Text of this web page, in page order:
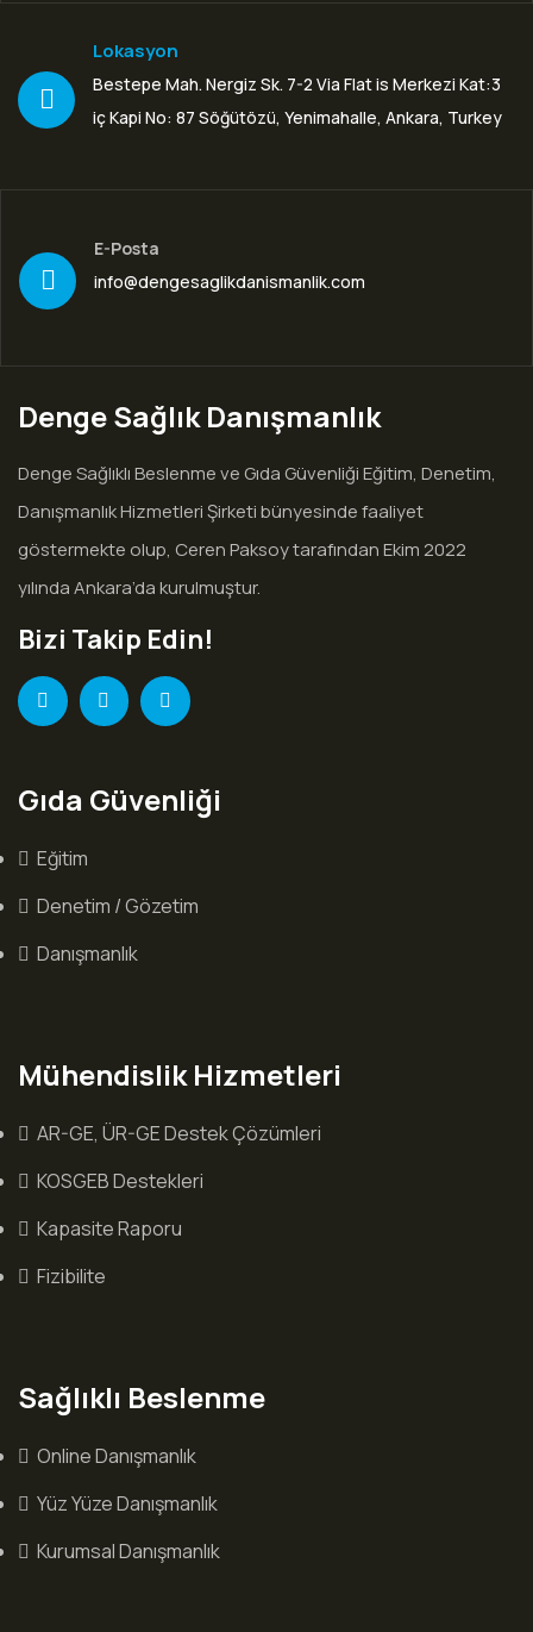
Lokasyon
Bestepe Mah. Nergiz Sk. 7-2 Via Flat is Merkezi Kat:3
iç Kapi No: 87 Söğütözü, Yenimahalle, Ankara, Turkey
E-Posta
info@dengesaglikdanismanlik.com
Denge Sağlık Danışmanlık
Denge Sağlıklı Beslenme ve Gıda Güvenliği Eğitim, Denetim,
Danışmanlık Hizmetleri Şirketi bünyesinde faaliyet
göstermekte olup, Ceren Paksoy tarafından Ekim 2022
yılında Ankara’da kurulmuştur.
Bizi Takip Edin!
Gıda Güvenliği
Eğitim
Denetim / Gözetim
Danışmanlık
Mühendislik Hizmetleri
AR-GE, ÜR-GE Destek Çözümleri
KOSGEB Destekleri
Kapasite Raporu
Fizibilite
Sağlıklı Beslenme
Online Danışmanlık
Yüz Yüze Danışmanlık
Kurumsal Danışmanlık